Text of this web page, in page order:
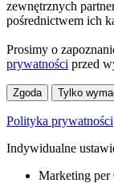
zewnętrznych
pośrednictwem ich
Prosimy o
prywatności przed
Zgoda Tylko
Polityka prywatności
Indywidualne
Marketing per